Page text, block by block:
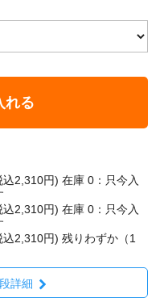
れる
2,310円) 在庫 0：只今入
2,310円) 在庫 0：只今入
2,310円) 残りわずか（1
詳細